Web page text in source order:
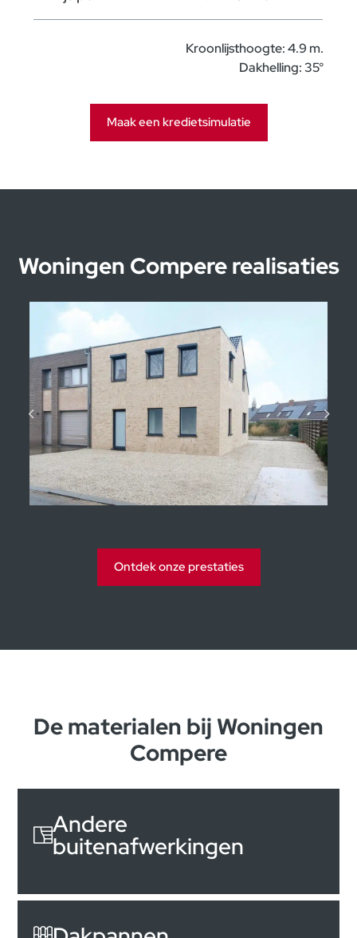
Kroonlijsthoogte: 4.9 m.
Dakhelling: 35°
Maak een kredietsimulatie
Prijs :17 869 800,00 €
Aantal jaren
Woningen Compere realisaties
Kijkwoningen Moorsele
Ontdek onze prestaties
De materialen bij Woningen
Compere
Andere
buitenafwerkingen